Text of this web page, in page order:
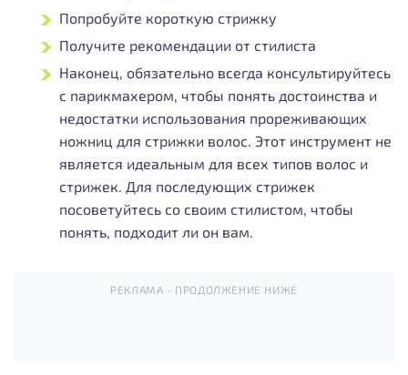
Попробуйте короткую стрижку
Получите рекомендации от стилиста
Наконец, обязательно всегда консультируйтесь
с парикмахером, чтобы понять достоинства и
недостатки использования прореживающих
ножниц для стрижки волос. Этот инструмент не
является идеальным для всех типов волос и
стрижек. Для последующих стрижек
посоветуйтесь со своим стилистом, чтобы
понять, подходит ли он вам.
РЕКЛАМА - ПРОДОЛЖЕНИЕ НИЖЕ